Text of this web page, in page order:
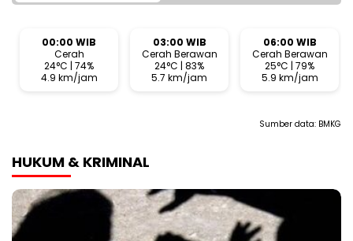
00:00 WIB
Cerah
24°C | 74%
4.9 km/jam
03:00 WIB
Cerah Berawan
24°C | 83%
5.7 km/jam
06:00 WIB
Cerah Berawan
25°C | 79%
5.9 km/jam
Sumber data: BMKG
HUKUM & KRIMINAL